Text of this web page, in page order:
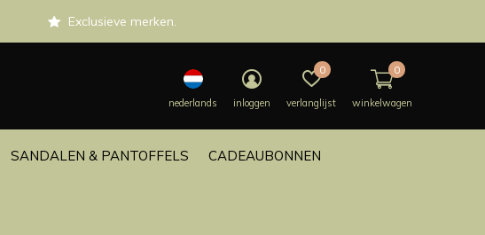
SANDALEN & PANTOFFELS CADEAUBONNEN
nederlands inloggen verlanglijst
0
winkelwagen
0
Exclusieve merken.